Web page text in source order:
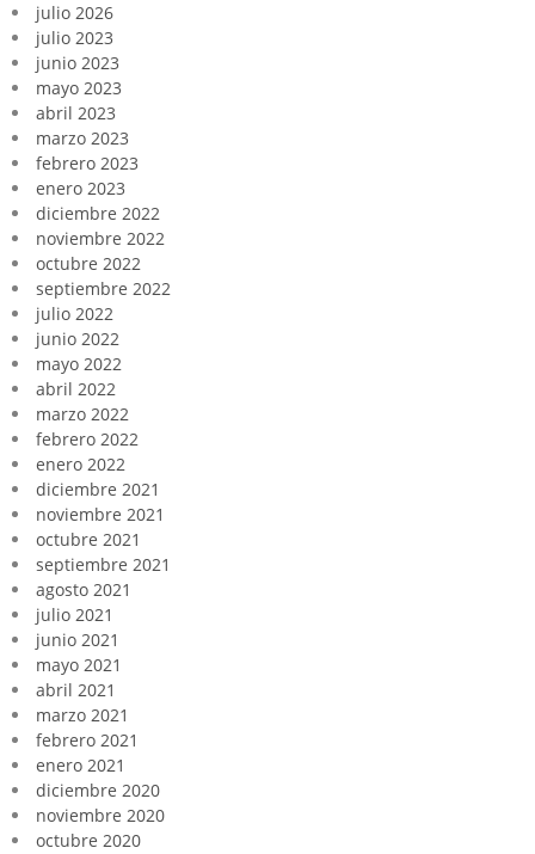
julio 2026
julio 2023
junio 2023
mayo 2023
abril 2023
marzo 2023
febrero 2023
enero 2023
diciembre 2022
noviembre 2022
octubre 2022
septiembre 2022
julio 2022
junio 2022
mayo 2022
abril 2022
marzo 2022
febrero 2022
enero 2022
diciembre 2021
noviembre 2021
octubre 2021
septiembre 2021
agosto 2021
julio 2021
junio 2021
mayo 2021
abril 2021
marzo 2021
febrero 2021
enero 2021
diciembre 2020
noviembre 2020
octubre 2020